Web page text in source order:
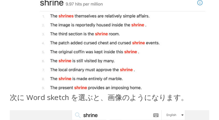
次に Word sketch を選ぶと、画像のようになります。